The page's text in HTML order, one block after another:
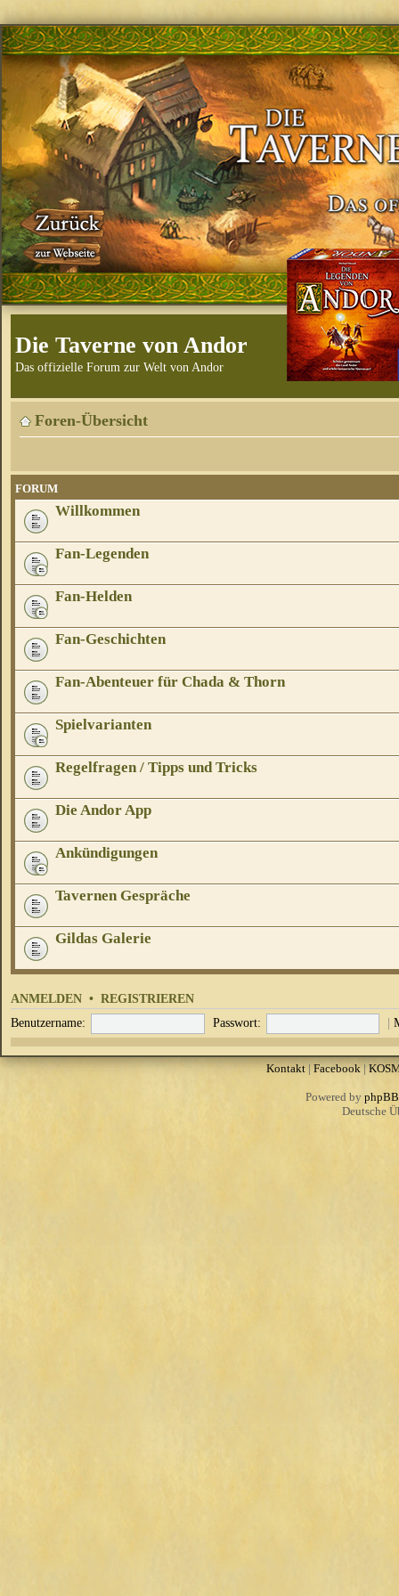
Die Taverne von Andor
Das offizielle Forum zur Welt von Andor
Foren-Übersicht
FORUM
Willkommen
Fan-Legenden
Fan-Helden
Fan-Geschichten
Fan-Abenteuer für Chada & Thorn
Spielvarianten
Regelfragen / Tipps und Tricks
Die Andor App
Ankündigungen
Tavernen Gespräche
Gildas Galerie
ANMELDEN • REGISTRIEREN
Benutzername: Passwort: |
Kontakt| Facebook|
Powered by phpBB
Deutsche